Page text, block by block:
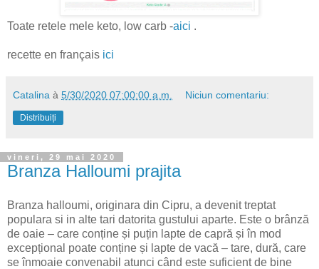
Toate retele mele keto, low carb -aici .
recette en français ici
Catalina à 5/30/2020 07:00:00 a.m. Niciun comentariu:
Distribuiți
vineri, 29 mai 2020
Branza Halloumi prajita
Branza halloumi, originara din Cipru, a devenit treptat
populara si in alte tari datorita gustului aparte. Este o brânză
de oaie – care conține și puțin lapte de capră și în mod
excepțional poate conține și lapte de vacă – tare, dură, care
se înmoaie convenabil atunci când este suficient de bine